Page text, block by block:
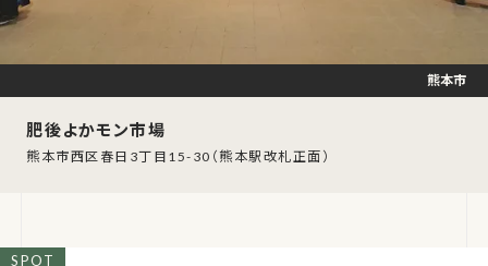
肥後よかモン市場
熊本市西区春日3丁目15-30（熊本駅改札正面）
熊本市